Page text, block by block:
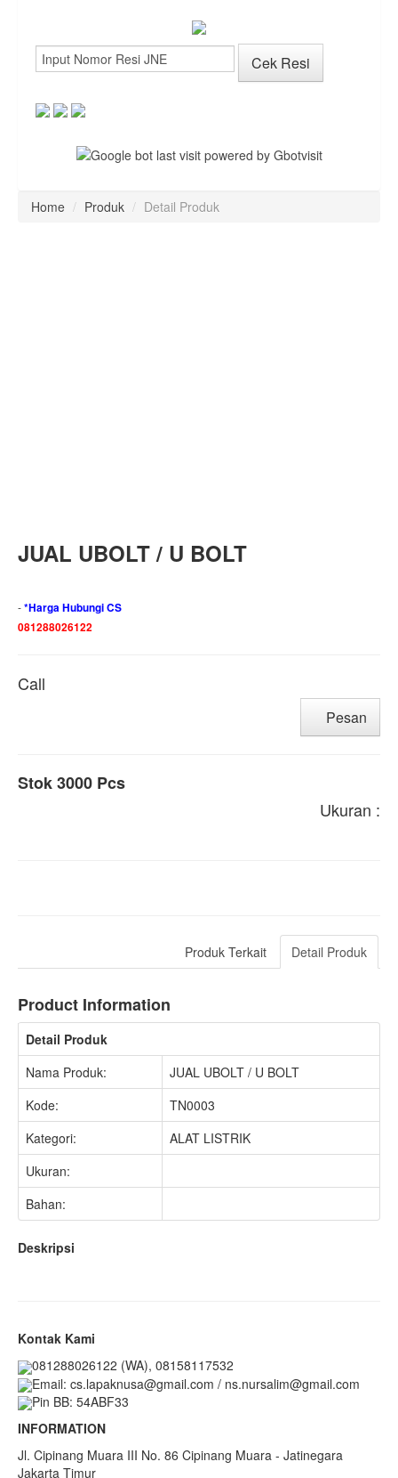
Home / Produk / Detail Produk
JUAL UBOLT / U BOLT
-*Harga Hubungi CS
081288026122
Call
Pesan
Stok 3000 Pcs
Ukuran :
Detail Produk
Produk Terkait
Product Information
Detail Produk
Nama Produk:
JUAL UBOLT / U BOLT
Kode:
TN0003
Kategori:
ALAT LISTRIK
Ukuran:
Bahan:
Deskripsi
Kontak Kami
081288026122 (WA), 08158117532
Email: cs.lapaknusa@gmail.com / ns.nursalim@gmail.com
Pin BB: 54ABF33
INFORMATION
Jl. Cipinang Muara III No. 86 Cipinang Muara - Jatinegara
Jakarta Timur